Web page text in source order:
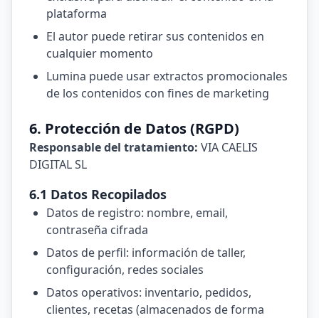
plataforma
El autor puede retirar sus contenidos en
cualquier momento
Lumina puede usar extractos promocionales
de los contenidos con fines de marketing
6. Protección de Datos (RGPD)
Responsable del tratamiento: VIA CAELIS
DIGITAL SL
6.1 Datos Recopilados
Datos de registro: nombre, email,
contraseña cifrada
Datos de perfil: información de taller,
configuración, redes sociales
Datos operativos: inventario, pedidos,
clientes, recetas (almacenados de forma